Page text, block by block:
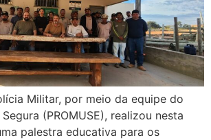
Militar, por meio da equipe do
(PROMUSE), realizou nesta
palestra educativa para os